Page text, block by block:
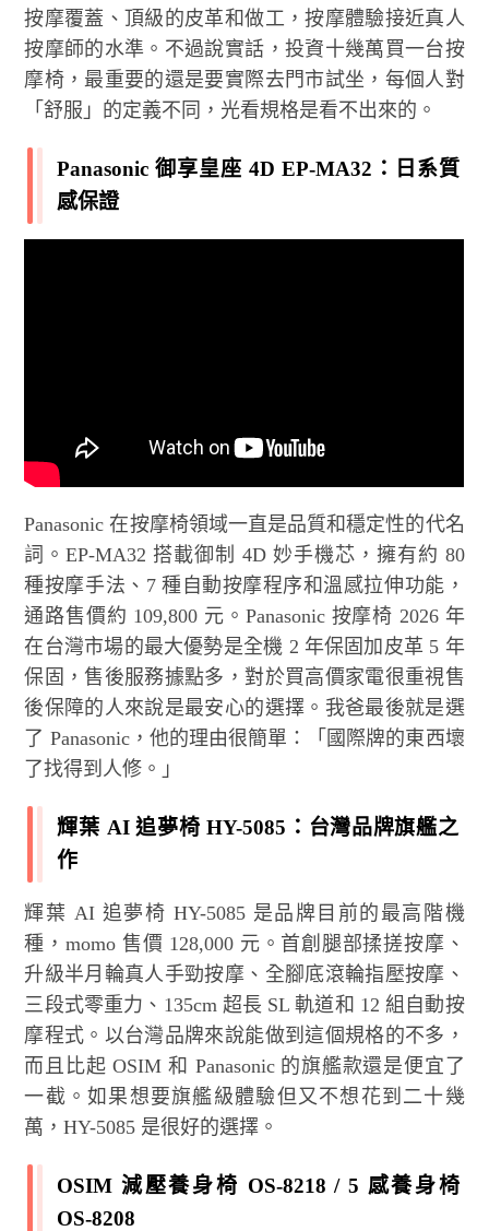
按摩覆蓋、頂級的皮革和做工，按摩體驗接近真人
按摩師的水準。不過說實話，投資十幾萬買一台按
摩椅，最重要的還是要實際去門市試坐，每個人對
「舒服」的定義不同，光看規格是看不出來的。
Panasonic 御享皇座 4D EP-MA32：日系質
感保證
Panasonic 在按摩椅領域一直是品質和穩定性的代名
詞。EP-MA32 搭載御制 4D 妙手機芯，擁有約 80
種按摩手法、7 種自動按摩程序和溫感拉伸功能，
通路售價約 109,800 元。Panasonic 按摩椅 2026 年
在台灣市場的最大優勢是全機 2 年保固加皮革 5 年
保固，售後服務據點多，對於買高價家電很重視售
後保障的人來說是最安心的選擇。我爸最後就是選
了 Panasonic，他的理由很簡單：「國際牌的東西壞
了找得到人修。」
輝葉 AI 追夢椅 HY-5085：台灣品牌旗艦之
作
輝葉 AI 追夢椅 HY-5085 是品牌目前的最高階機
種，momo 售價 128,000 元。首創腿部揉搓按摩、
升級半月輪真人手勁按摩、全腳底滾輪指壓按摩、
三段式零重力、135cm 超長 SL 軌道和 12 組自動按
摩程式。以台灣品牌來說能做到這個規格的不多，
而且比起 OSIM 和 Panasonic 的旗艦款還是便宜了
一截。如果想要旗艦級體驗但又不想花到二十幾
萬，HY-5085 是很好的選擇。
OSIM 減壓養身椅 OS-8218 / 5 感養身椅
OS-8208